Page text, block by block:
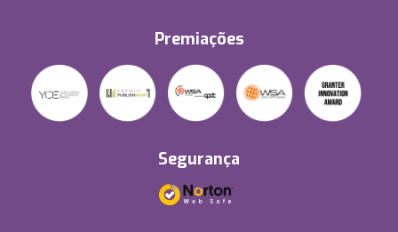
Premiações
Segurança